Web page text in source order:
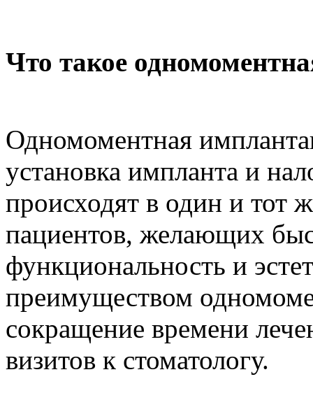
Что такое
Одномоментная
установка импланта и
происходят в один и тот
пациентов, желающих
функциональность и
преимуществом
сокращение времени
визитов к стоматологу.